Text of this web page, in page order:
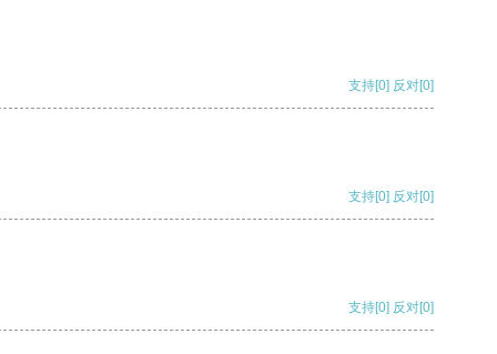
支持[0] 反对[0]
支持[0] 反对[0]
支持[0] 反对[0]